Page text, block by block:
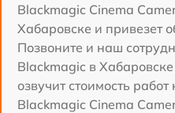
Blackmagic Cinema
Хабаровске и привезет
Позвоните и наш
Blackmagic в
озвучит стоимость
Blackmagic Cinema